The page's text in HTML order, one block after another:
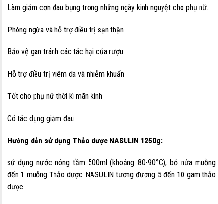
Làm giảm cơn đau bụng trong những ngày kinh nguyệt cho phụ nữ.
Phòng ngừa và hỗ trợ điều trị sạn thận
Bảo vệ gan tránh các tác hại của rượu
Hỗ trợ điều trị viêm da và nhiễm khuẩn
Tốt cho phụ nữ thời kì mãn kinh
Có tác dụng giảm đau
Hướng dẫn sử dụng Thảo dược NASULIN 1250g:
sử dụng nước nóng tầm 500ml (khoảng 80-90°C), bỏ nửa muỗng
đến 1 muỗng Thảo dược NASULIN tương đương 5 đến 10 gam thảo
dược.